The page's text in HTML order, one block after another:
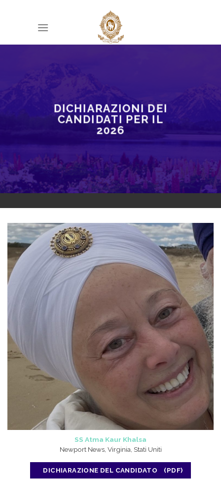
DICHIARAZIONI DEI
CANDIDATI PER IL
2026
SS Atma Kaur Khalsa
Newport News, Virginia, Stati Uniti
DICHIARAZIONE DEL CANDIDATO